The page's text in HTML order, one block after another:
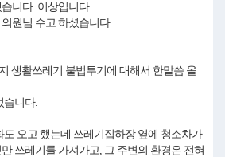
니다. 이상입니다.
원님 수고 하셨습니다.
생활쓰레기 불법투기에 대해서 한말씀 올
습니다.
도 오고 했는데 쓰레기집하장 옆에 청소차가
쓰레기를 가져가고, 그 주변의 환경은 전혀